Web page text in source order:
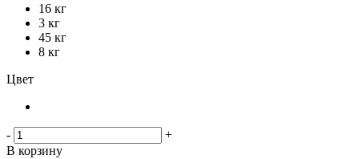
16 кг
3 кг
45 кг
8 кг
Цвет
-
+
В корзину